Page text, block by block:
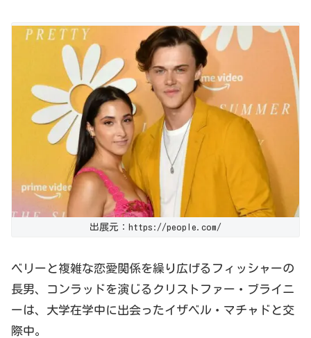
出展元：https://people.com/
ベリーと複雑な恋愛関係を繰り広げるフィッシャーの
長男、コンラッドを演じるクリストファー・ブライニ
ーは、大学在学中に出会ったイザベル・マチャドと交
際中。